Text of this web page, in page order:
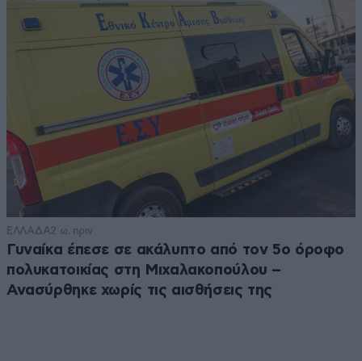
ΕΛΛΑΔΑ2 ω. πριν
Γυναίκα έπεσε σε ακάλυπτο από τον 5ο όροφο
πολυκατοικίας στη Μιχαλακοπούλου –
Ανασύρθηκε χωρίς τις αισθήσεις της